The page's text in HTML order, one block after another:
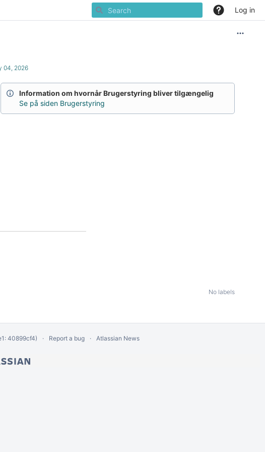
Log in
04, 2026
Information om hvornår Brugerstyring bliver tilgængelig
Se på siden Brugerstyring
No labels
40899cf4) Report a bug Atlassian News